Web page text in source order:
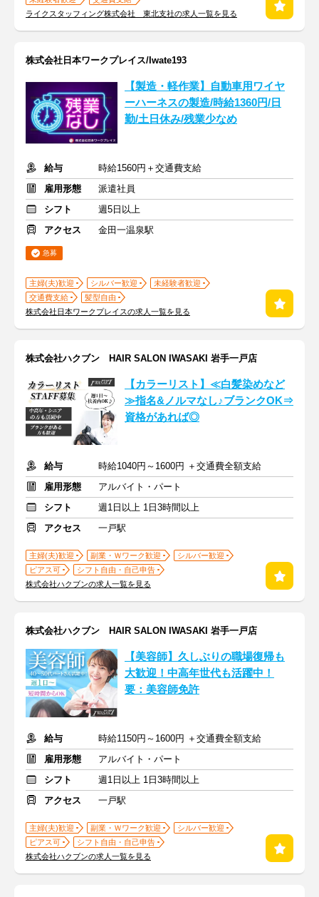
ライクスタッフィング株式会社 東北支社の求人一覧を見る
株式会社日本ワークプレイス/Iwate193
【製造・軽作業】自動車用ワイヤ
ーハーネスの製造/時給1360円/日
勤/土日休み/残業少なめ
給与
時給1560円＋交通費支給
雇用形態
派遣社員
シフト
週5日以上
アクセス
金田一温泉駅
急募
主婦(夫)歓迎 シルバー歓迎
未経験者歓迎
交通費支給
髪型自由
株式会社日本ワークプレイスの求人一覧を見る
株式会社ハクブン HAIR SALON IWASAKI 岩手一戸店
【カラーリスト】≪白髪染めなど
≫指名&ノルマなし♪ブランクOK⇒
資格があれば◎
給与
時給1040円～1600円 ＋交通費全額支給
雇用形態
アルバイト・パート
シフト
週1日以上 1日3時間以上
アクセス
一戸駅
主婦(夫)歓迎 副業・Ｗワーク歓迎
シルバー歓迎
ピアス可
シフト自由・自己申告
株式会社ハクブンの求人一覧を見る
株式会社ハクブン HAIR SALON IWASAKI 岩手一戸店
【美容師】久しぶりの職場復帰も
大歓迎！中高年世代も活躍中！
要：美容師免許
給与
時給1150円～1600円 ＋交通費全額支給
雇用形態
アルバイト・パート
シフト
週1日以上 1日3時間以上
アクセス
一戸駅
主婦(夫)歓迎 副業・Ｗワーク歓迎
シルバー歓迎
ピアス可
シフト自由・自己申告
株式会社ハクブンの求人一覧を見る